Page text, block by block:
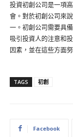
投資初創公司是一項
會。對於初創公司來
一。初創公司需要具
吸引投資人的注意和
因素，並在這些方面
TAGS 初創
Facebook